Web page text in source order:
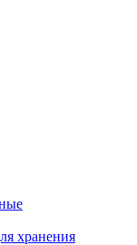
хранения